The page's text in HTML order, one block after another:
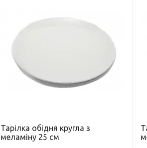
Тарілка обідня кругла з
меламіну 25 см